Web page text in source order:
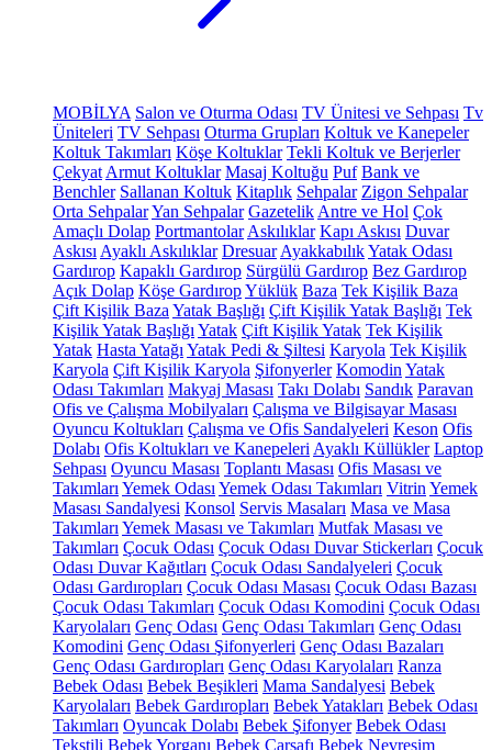
MOBİLYA Salon ve Oturma Odası TV Ünitesi ve Sehpası Tv
Üniteleri TV Sehpası Oturma Grupları Koltuk ve Kanepeler
Koltuk Takımları Köşe Koltuklar Tekli Koltuk ve Berjerler
Çekyat Armut Koltuklar Masaj Koltuğu Puf Bank ve
Benchler Sallanan Koltuk Kitaplık Sehpalar Zigon Sehpalar
Orta SehpalarYan Sehpalar Gazetelik Antre ve Hol Çok
Amaçlı Dolap Portmantolar Askılıklar Kapı Askısı Duvar
Askısı Ayaklı Askılıklar Dresuar AyakkabılıkYatak Odası
Gardırop Kapaklı Gardırop Sürgülü Gardırop Bez Gardırop
Açık Dolap Köşe GardıropYüklük Baza Tek Kişilik Baza
Çift Kişilik Baza Yatak Başlığı Çift Kişilik Yatak Başlığı Tek
Kişilik Yatak Başlığı Yatak Çift Kişilik Yatak Tek Kişilik
Yatak Hasta Yatağı Yatak Pedi & Şiltesi Karyola Tek Kişilik
Karyola Çift Kişilik Karyola Şifonyerler Komodin Yatak
Odası Takımları Makyaj Masası Takı Dolabı Sandık Paravan
Ofis ve Çalışma Mobilyaları Çalışma ve Bilgisayar Masası
Oyuncu Koltukları Çalışma ve Ofis Sandalyeleri Keson Ofis
Dolabı Ofis Koltukları ve Kanepeleri Ayaklı Küllükler Laptop
Sehpası Oyuncu Masası Toplantı Masası Ofis Masası ve
Takımları Yemek Odası Yemek Odası Takımları Vitrin Yemek
Masası Sandalyesi Konsol Servis Masaları Masa ve Masa
Takımları Yemek Masası ve Takımları Mutfak Masası ve
Takımları Çocuk Odası Çocuk Odası Duvar Stickerları Çocuk
Odası Duvar Kağıtları Çocuk Odası Sandalyeleri Çocuk
Odası Gardıropları Çocuk Odası Masası Çocuk Odası Bazası
Çocuk Odası Takımları Çocuk Odası Komodini Çocuk Odası
Karyolaları Genç Odası Genç Odası Takımları Genç Odası
Komodini Genç Odası Şifonyerleri Genç Odası Bazaları
Genç Odası Gardıropları Genç Odası Karyolaları Ranza
Bebek Odası Bebek Beşikleri Mama Sandalyesi Bebek
Karyolaları Bebek Gardıropları Bebek Yatakları Bebek Odası
Takımları Oyuncak Dolabı Bebek Şifonyer Bebek Odası
Tekstili Bebek Yorganı Bebek Çarşafı Bebek Nevresim